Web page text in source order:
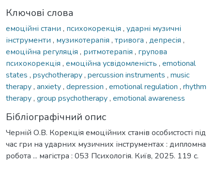
Ключові слова
емоційні стани , психокорекція , ударні музичні
інструменти , музикотерапія , тривога , депресія ,
емоційна регуляція , ритмотерапія , групова
психокорекція , емоційна усвідомленість , emotional
states , psychotherapy, percussion instruments , music
therapy, anxiety, depression , emotional regulation , rhythm
therapy, group psychotherapy, emotional awareness
Бібліографічний опис
Черній О.В. Корекція емоційних станів особистості під
час гри на ударних музичних інструментах : дипломна
робота ... магістра : 053 Психологія. Київ, 2025. 119 с.